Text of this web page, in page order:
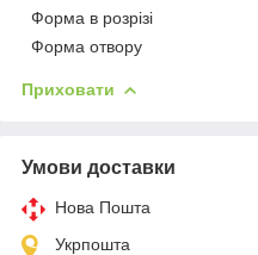
Форма в розрізі
Форма отвору
Приховати
Умови доставки
Нова Пошта
Укрпошта